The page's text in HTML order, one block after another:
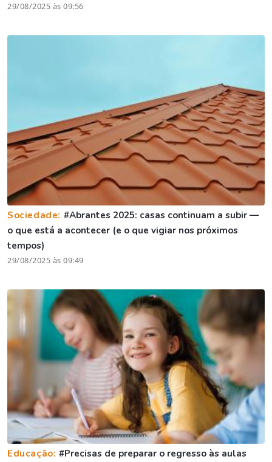
29/08/2025 às 09:56
Sociedade: #Abrantes 2025: casas continuam a subir —
o que está a acontecer (e o que vigiar nos próximos
tempos)
29/08/2025 às 09:49
Educação:#Precisas de preparar o regresso às aulas